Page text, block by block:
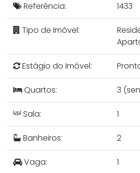
Referência: 1433
Tipo de Imóvel:
Estágio do Imóvel:
Quartos: 3
Sala: 1
Banheiros: 2
Vaga: 1